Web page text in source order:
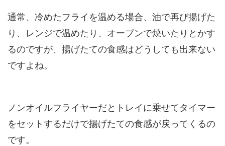
通常、冷めたフライを温める場合、油で再び揚げた
り、レンジで温めたり、オーブンで焼いたりとかす
るのですが、揚げたての食感はどうしても出来ない
ですよね。
ノンオイルフライヤーだとトレイに乗せてタイマー
をセットするだけで揚げたての食感が戻ってくるの
です。